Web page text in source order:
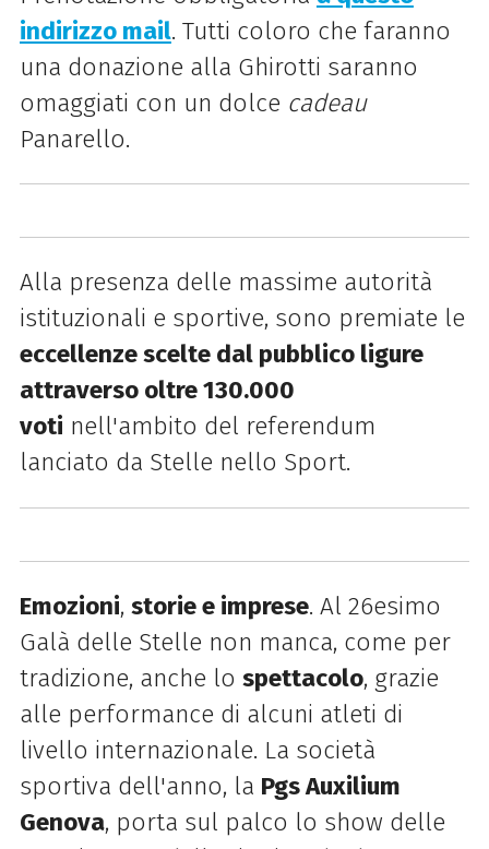
indirizzo mail. Tutti coloro che faranno
una donazione alla Ghirotti saranno
omaggiati con un dolce cadeau
Panarello.
Alla presenza delle massime autorità
istituzionali e sportive, sono premiate le
eccellenze scelte dal pubblico ligure
attraverso oltre 130.000
voti nell'ambito del referendum
lanciato da Stelle nello Sport.
Emozioni, storie e imprese. Al 26esimo
Galà delle Stelle non manca, come per
tradizione, anche lo spettacolo, grazie
alle performance di alcuni atleti di
livello internazionale. La società
sportiva dell'anno, la Pgs Auxilium
Genova, porta sul palco lo show delle